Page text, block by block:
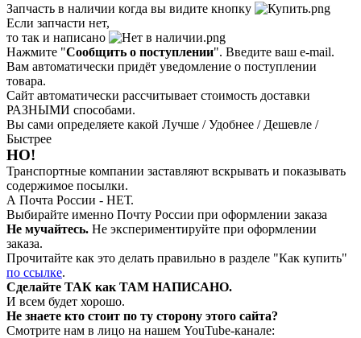
Запчасть в наличии когда вы видите кнопку
Если запчасти нет,
то так и написано
Нажмите "Сообщить о поступлении". Введите ваш e-mail.
Вам автоматически придёт уведомление о поступлении
товара.
Сайт автоматически рассчитывает стоимость доставки
РАЗНЫМИ способами.
Вы сами определяете какой Лучше / Удобнее / Дешевле /
Быстрее
НО!
Транспортные компании заставляют вскрывать и показывать
содержимое посылки.
А Почта России - НЕТ.
Выбирайте именно Почту России при оформлении заказа
Не мучайтесь. Не экспериментируйте при оформлении
заказа.
Прочитайте как это делать правильно в разделе "Как купить"
по ссылке.
Сделайте ТАК как ТАМ НАПИСАНО.
И всем будет хорошо.
Не знаете кто стоит по ту сторону этого сайта?
Смотрите нам в лицо на нашем YouTube-канале: